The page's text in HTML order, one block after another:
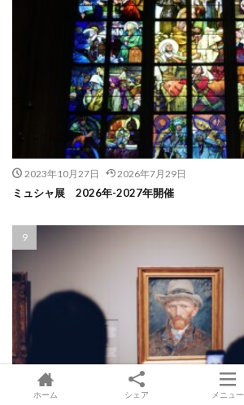
2023年10月27日 2026年7月29日
ミュシャ展 2026年-2027年開催
ホーム シェア メニュー